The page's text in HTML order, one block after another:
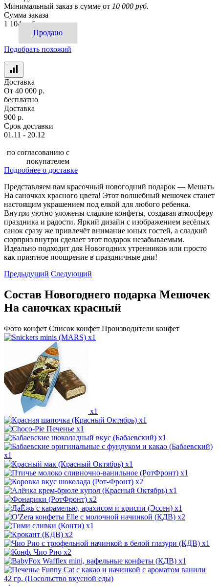
Минимальный заказ в сумме от 10 000 руб.
Сумма заказа
1 104 руб.
Продано
Подобрать похожий
Доставка
От 40 000 р.
бесплатно
Доставка
900 р.
Срок доставки
01.11 - 20.12
по согласованию с
покупателем
Подробнее о доставке
Представляем вам красочный новогодний подарок — Мешать
На саночках красного цвета! Этот волшебный мешочек станет
настоящим украшением под елкой для любого ребенка.
Внутри уютно уложены сладкие конфеты, создавая атмосферу
праздника и радости. Яркий дизайн с изображением весёлых
санок сразу же привлечёт внимание юных гостей, а сладкий
сюрприз внутри сделает этот подарок незабываемым.
Идеально подходит для Новогодних утренников или просто
как приятное поощрение в праздничные дни!
Предыдущий Следующий
Состав Новогоднего подарка Мешочек
На саночках красный
Фото конфет Список конфет Производители конфет
x1
x1
x1
x1
x1
x1
x1
x1
x2
x1
x2
x1
x2
x1
x2
x1
x2
x1